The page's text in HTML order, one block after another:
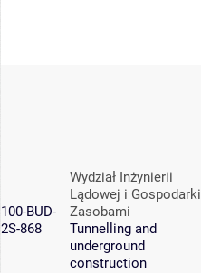
100-BUD-
2S-868
Wydział Inżynierii
Lądowej i Gospodarki
Zasobami
Tunnelling and
underground
construction